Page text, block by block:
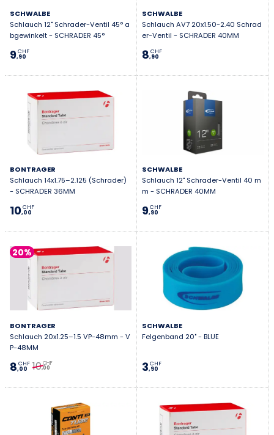
SCHWALBE
Schlauch 12" Schrader-Ventil 45° a
bgewinkelt - SCHRADER 45°
9,90
CHF
SCHWALBE
Schlauch AV7 20x1.50-2.40 Schrad
er-Ventil - SCHRADER 40MM
8,90
CHF
BONTRAGER
Schlauch 14x1.75–2.125 (Schrader)
- SCHRADER 36MM
10,00
CHF
SCHWALBE
Schlauch 12" Schrader-Ventil 40 m
m - SCHRADER 40MM
9,90
CHF
20%
BONTRAGER
Schlauch 20x1.25–1.5 VP-48mm - V
P-48MM
8,00
CHF 10,00
CHF
SCHWALBE
Felgenband 20" - BLUE
3,90
CHF